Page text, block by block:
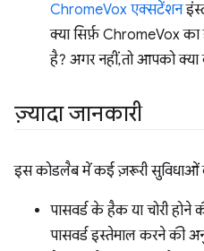
ChromeVox एक्सटेंशन
क्या सिर्फ़ ChromeVox का
है? अगर नहीं, तो आपको
ज़्यादा जानकारी
इस कोडलैब में कई ज़रूरी सुविधाओं के
पासवर्ड के हैक या चोरी
पासवर्ड इस्तेमाल करने की